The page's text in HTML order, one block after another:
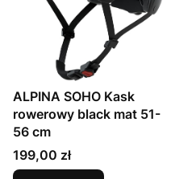
ALPINA SOHO Kask
rowerowy black mat 51-
56 cm
Cena
199,00 zł